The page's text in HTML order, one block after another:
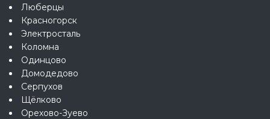
Люберцы
Красногорск
Электросталь
Коломна
Одинцово
Домодедово
Серпухов
Щёлково
Орехово-Зуево